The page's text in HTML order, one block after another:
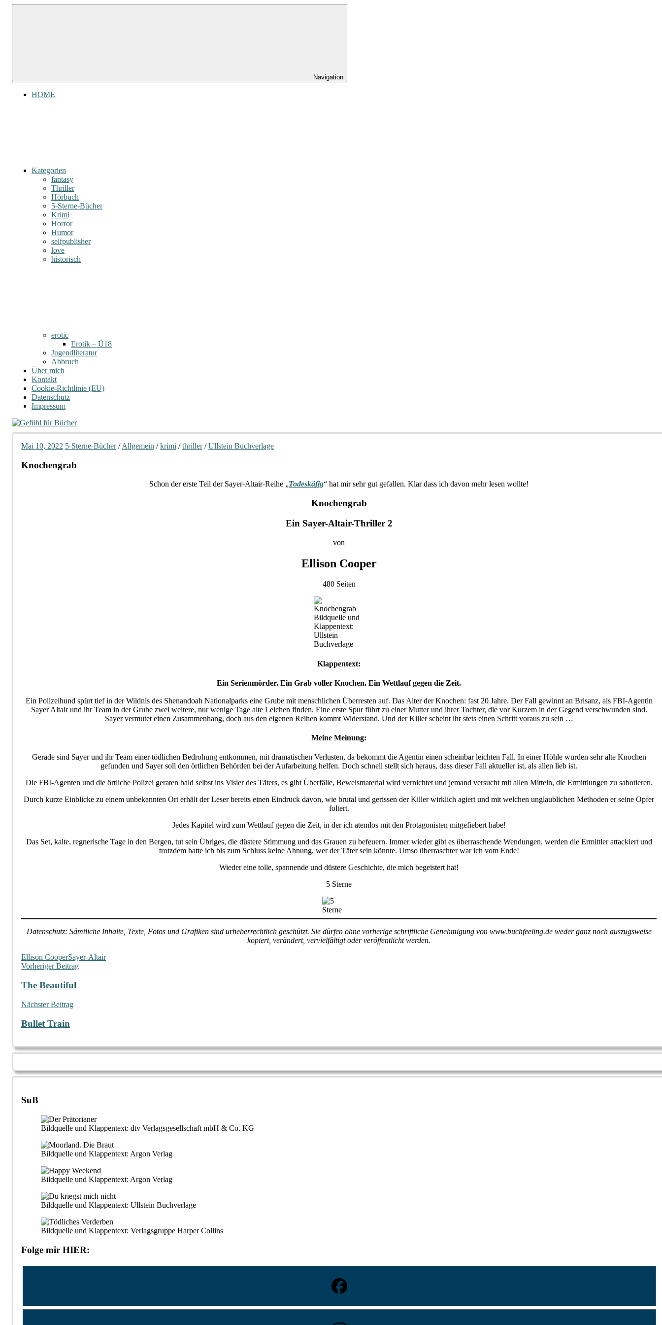
Zum
Navigation
HOME
Kategorien
fantasy
Thriller
Hörbuch
5-Sterne-Bücher
Krimi
Horror
Humor
selfpublisher
love
historisch
erotic
Erotik – Ü18
Jugendliteratur
Abbruch
Über mich
Kontakt
Cookie-Richtlinie (EU)
Datenschutz
Impressum
Mai 10, 2022 5-Sterne-Bücher/Allgemein /krimi /thriller/Ullstein Buchverlage
Knochengrab
Schon der erste Teil der Sayer-Altair-Reihe „Todeskäfig“ hat mir sehr gut gefallen. Klar dass ich davon mehr lesen wollte!
Knochengrab
Ein Sayer-Altair-Thriller 2
von
Ellison Cooper
480 Seiten
Bildquelle und
Klappentext:
Ullstein
Buchverlage
Klappentext:
Ein Serienmörder. Ein Grab voller Knochen. Ein Wettlauf gegen die Zeit.
Ein Polizeihund spürt tief in der Wildnis des Shenandoah Nationalparks eine Grube mit menschlichen Überresten auf. Das Alter der Knochen: fast 20 Jahre. Der Fall gewinnt an Brisanz, als FBI-Agentin
Sayer Altair und ihr Team in der Grube zwei weitere, nur wenige Tage alte Leichen finden. Eine erste Spur führt zu einer Mutter und ihrer Tochter, die vor Kurzem in der Gegend verschwunden sind.
Sayer vermutet einen Zusammenhang, doch aus den eigenen Reihen kommt Widerstand. Und der Killer scheint ihr stets einen Schritt voraus zu sein …
Meine Meinung:
Gerade sind Sayer und ihr Team einer tödlichen Bedrohung entkommen, mit dramatischen Verlusten, da bekommt die Agentin einen scheinbar leichten Fall. In einer Höhle wurden sehr alte Knochen
gefunden und Sayer soll den örtlichen Behörden bei der Aufarbeitung helfen. Doch schnell stellt sich heraus, dass dieser Fall aktueller ist, als allen lieb ist.
Die FBI-Agenten und die örtliche Polizei geraten bald selbst ins Visier des Täters, es gibt Überfälle, Beweismaterial wird vernichtet und jemand versucht mit allen Mitteln, die Ermittlungen zu sabotieren.
Durch kurze Einblicke zu einem unbekannten Ort erhält der Leser bereits einen Eindruck davon, wie brutal und gerissen der Killer wirklich agiert und mit welchen unglaublichen Methoden er seine Opfer
foltert.
Jedes Kapitel wird zum Wettlauf gegen die Zeit, in der ich atemlos mit den Protagonisten mitgefiebert habe!
Das Set, kalte, regnerische Tage in den Bergen, tut sein Übriges, die düstere Stimmung und das Grauen zu befeuern. Immer wieder gibt es überraschende Wendungen, werden die Ermittler attackiert und
trotzdem hatte ich bis zum Schluss keine Ahnung, wer der Täter sein könnte. Umso überraschter war ich vom Ende!
Wieder eine tolle, spannende und düstere Geschichte, die mich begeistert hat!
5 Sterne
Datenschutz: Sämtliche Inhalte, Texte, Fotos und Grafiken sind urheberrechtlich geschützt. Sie dürfen ohne vorherige schriftliche Genehmigung von www.buchfeeling.de weder ganz noch auszugsweise
kopiert, verändert, vervielfältigt oder veröffentlicht werden.
Ellison CooperSayer-Altair
Beitragsnavigation
Vorheriger Beitrag
The Beautiful
Nächster Beitrag
Bullet Train
SuB
Bildquelle und Klappentext: dtv Verlagsgesellschaft mbH & Co. KG
Bildquelle und Klappentext: Argon Verlag
Bildquelle und Klappentext: Argon Verlag
Bildquelle und Klappentext: Ullstein Buchverlage
Bildquelle und Klappentext: Verlagsgruppe Harper Collins
Folge mir HIER: